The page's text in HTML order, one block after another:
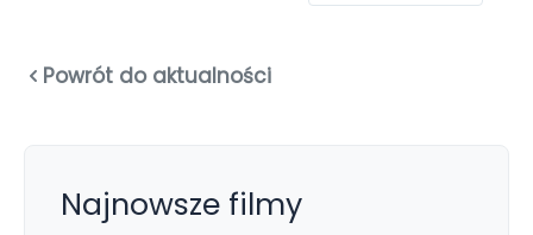
Powrót do aktualności
Najnowsze filmy